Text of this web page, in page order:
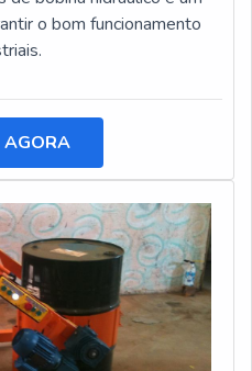
o bom funcionamento
AGORA